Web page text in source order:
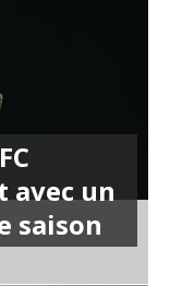
avec un
saison